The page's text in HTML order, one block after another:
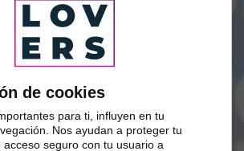
de cookies
para ti, influyen en tu
Nos ayudan a proteger tu
acceso seguro con tu usuario a